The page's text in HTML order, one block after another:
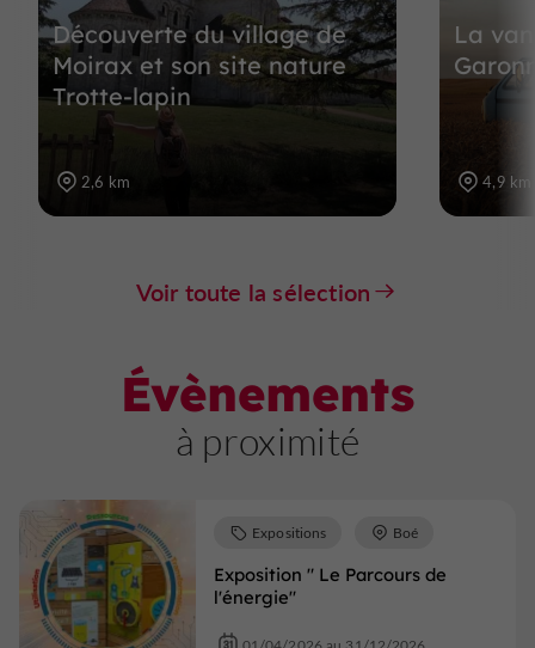
Découverte du village de
Moirax et son site nature
Trotte-lapin
2,6 km
La
4,9 km
Voir toute la sélection
Évènements
à proximité
Exposition " Le Parcours de
l'énergie"
Expositions Boé
01/04/2026 au 31/12/2026